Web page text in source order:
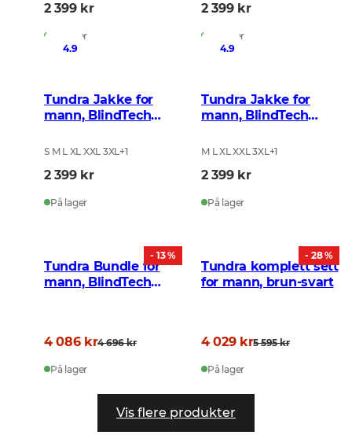
2 399 kr
På lager
2 399 kr
På lager
4.9
Tundra Jakke for
mann, BlindTech
S M L XL XXL 3XL+1
2 399 kr
På lager
4.9
Tundra Jakke for
mann, BlindTech
M L XL XXL 3XL+1
2 399 kr
På lager
- 13 %
Tundra Bundle for
mann, BlindTech
4 086 kr4 696 kr
På lager
- 28 %
Tundra komplett sett
for mann, brun-svart
4 029 kr5 595 kr
På lager
Vis flere produkter